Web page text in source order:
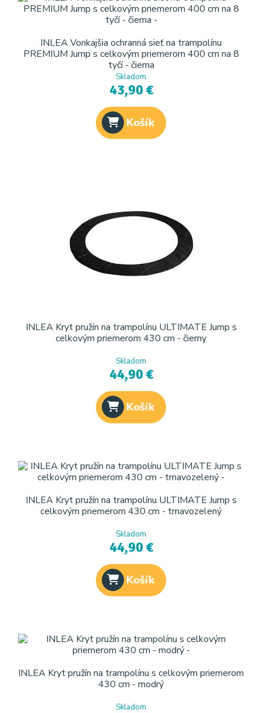
INLEA Vonkajšia ochranná sieť na trampolínu
PREMIUM Jump s celkovým priemerom 400 cm na 8
tyčí - čierna
Skladom
43,90 €
Košík
INLEA Kryt pružín na trampolínu ULTIMATE Jump s
celkovým priemerom 430 cm - čierny
Skladom
44,90 €
Košík
INLEA Kryt pružín na trampolínu ULTIMATE Jump s
celkovým priemerom 430 cm - tmavozelený
Skladom
44,90 €
Košík
INLEA Kryt pružín na trampolínu s celkovým priemerom
430 cm - modrý
Skladom